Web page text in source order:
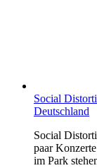
Social
Deutschland
Social
paar
im Park